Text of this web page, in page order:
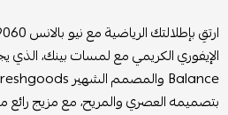
بتصميمه العصري والمريح، مع مزيج رائع من